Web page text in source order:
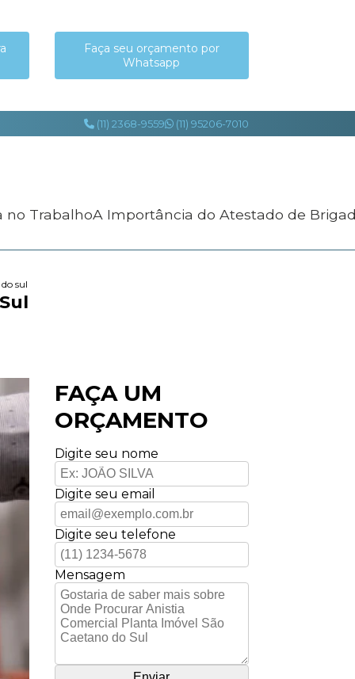
Faça seu orçamento por
Whatsapp
(11) 2368-9559 (11) 95206-7010
no Trabalho
A Importância do Atestado de
sul
FAÇA UM
ORÇAMENTO
Digite seu nome
Digite seu email
Digite seu telefone
Mensagem